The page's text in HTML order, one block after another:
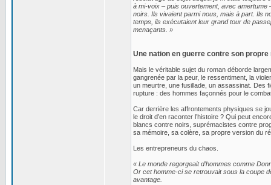
à mi-voix – puis ouvertement, avec amertume
noirs. Ils vivaient parmi nous, mais à part. Ils
temps, ils exécutaient leur grand tour de
menaçants. »
Une nation en guerre contre son propre
Mais le véritable sujet du roman déborde
gangrenée par la peur, le ressentiment, la
un meurtre, une fusillade, un assassinat. Des
rupture : des hommes façonnés pour le
Car derrière les affrontements physiques se
le droit d’en raconter l’histoire ? Qui peut
blancs contre noirs, suprémacistes contre
sa mémoire, sa colère, sa propre version du
Les entrepreneurs du chaos.
« Le monde regorgeait d’hommes comme
Or cet homme-ci se retrouvait sous la coupe
avantage.